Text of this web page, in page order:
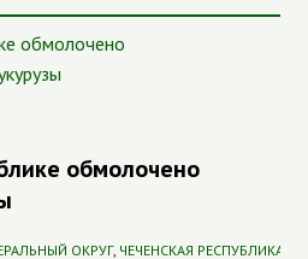
обмолочено
ОКРУГ, ЧЕЧЕНСКАЯ РЕСПУБЛИКА